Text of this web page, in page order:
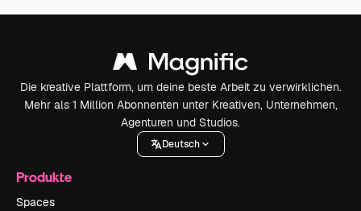
Die kreative Plattform, um deine beste Arbeit zu verwirklichen.
Mehr als 1 Million Abonnenten unter Kreativen, Unternehmen,
Agenturen und Studios.
Deutsch
Produkte
Spaces